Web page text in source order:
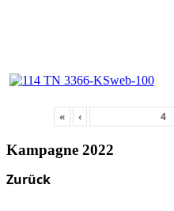
« ‹
Kampagne 2022
Zurück